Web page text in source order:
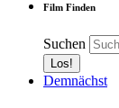
Film Finden
Suchen
Demnächst